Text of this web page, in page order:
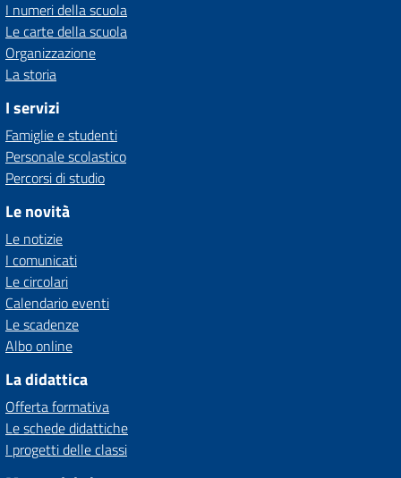
I numeri della scuola
Le carte della scuola
Organizzazione
La storia
I servizi
Famiglie e studenti
Personale scolastico
Percorsi di studio
Le novità
Le notizie
I comunicati
Le circolari
Calendario eventi
Le scadenze
Albo online
La didattica
Offerta formativa
Le schede didattiche
I progetti delle classi